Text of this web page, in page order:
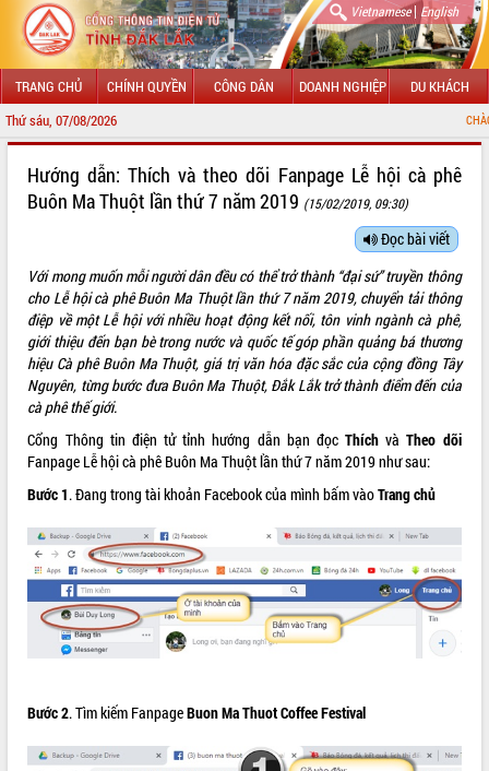
Vietnamese| English
TRANG CHỦ CHÍNH QUYỀN CÔNG DÂN DOANH NGHIỆP DU KHÁCH
Thứ sáu, 07/08/2026 CHÀO MỪNG ĐẾN
LÃNH ĐẠO UBND TỈNH
SỞ, BAN, NGÀNH
UBND CÁC XÃ, PHƯỜNG
THÔNG TIN CHỈ ĐẠO ĐIỀU HÀNH
HỆ THỐNG VĂN BẢN
VĂN BẢN HĐND TỈNH
QUY HOẠCH - KẾ HOẠCH
Hướng dẫn: Thích và theo dõi Fanpage Lễ hội cà phê
Buôn Ma Thuột lần thứ 7 năm 2019 (15/02/2019, 09:30)
Đọc bài viết
Với mong muốn mỗi người dânđều có thể trở thành “đại sứ” truyền thông
cho Lễ hội cà phê Buôn Ma Thuột lần thứ 7 năm 2019, chuyển tải thông
điệp về một Lễ hội với nhiều hoạt động kết nối, tôn vinh ngành cà phê,
giới thiệuđến bạn bè trong nước và quốc tế góp phần quảng bá thương
hiệu Cà phê Buôn Ma Thuột, giá trị văn hóa đặc sắc của cộng đồng Tây
Nguyên, từng bước đưa Buôn Ma Thuột, Đắk Lắk trở thành điểm đến của
cà phê thế giới.
Cổng Thông tin điện tử tỉnh hướng dẫn bạn đọcThích vàTheo dõi
Fanpage Lễ hội cà phê Buôn Ma Thuột lần thứ 7 năm 2019 như sau:
Bước 1. Đang trong tài khoản Facebook của mình bấm vàoTrang chủ
Bước 2. Tìm kiếm FanpageBuon Ma Thuot Coffee Festival